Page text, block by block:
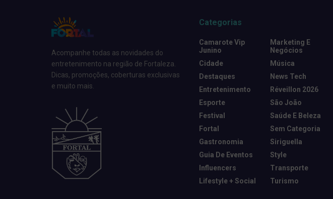
Acompanhe todas as novidades do
entretenimento na região de Fortaleza.
Dicas, promoções, coberturas exclusivas
e muito mais.
Categorias
Camarote Vip
Junino
Cidade
Destaques
Entretenimento
Esporte
Festival
Fortal
Gastronomia
Guia De Eventos
Influencers
Lifestyle + Social
Marketing E
Negócios
Música
News Tech
Réveillon 2026
São João
Saúde E Beleza
Sem Categoria
Siriguella
Style
Transporte
Turismo